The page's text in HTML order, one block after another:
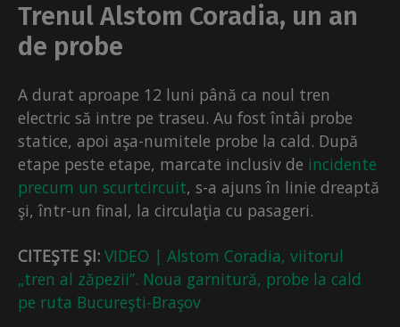
Trenul Alstom Coradia, un an
de probe
A durat aproape 12 luni până ca noul tren
electric să intre pe traseu. Au fost întâi probe
statice, apoi aşa-numitele probe la cald. După
etape peste etape, marcate inclusiv de incidente
precum un scurtcircuit, s-a ajuns în linie dreaptă
şi, într-un final, la circulaţia cu pasageri.
CITEŞTE ŞI: VIDEO | Alstom Coradia, viitorul
„tren al zăpezii”. Noua garnitură, probe la cald
pe ruta Bucureşti-Braşov